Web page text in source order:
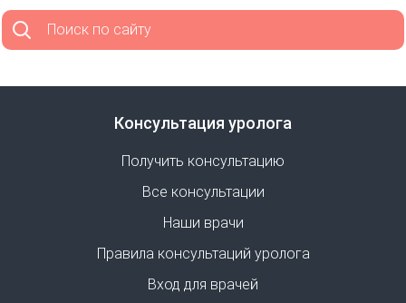
Поиск по сайту
Консультация уролога
Получить консультацию
Все консультации
Наши врачи
Правила консультаций уролога
Вход для врачей